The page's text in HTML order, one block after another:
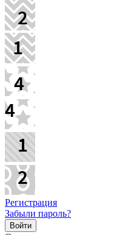
Регистрация
Забыли пароль?